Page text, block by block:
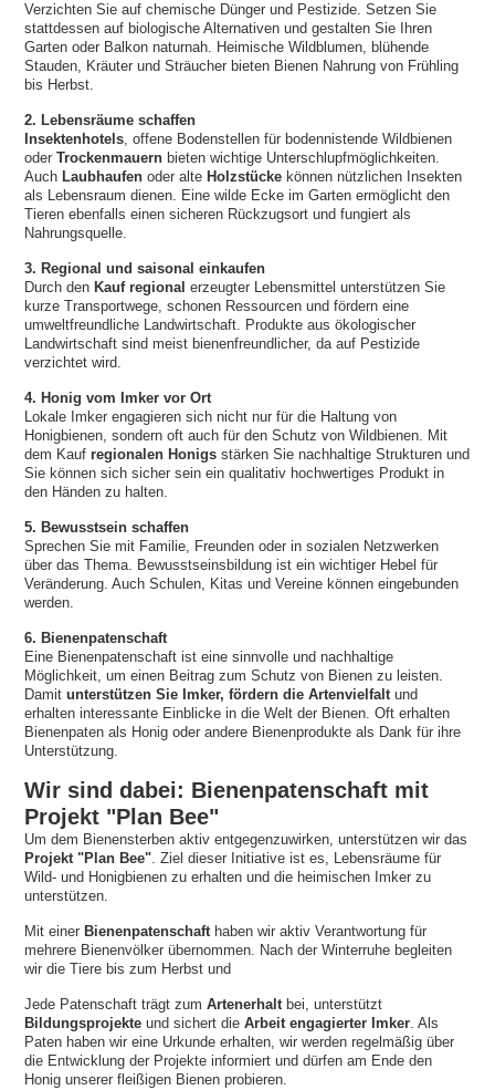
Verzichten Sie auf chemische Dünger und Pestizide. Setzen Sie
stattdessen auf biologische Alternativen und gestalten Sie Ihren
Garten oder Balkon naturnah. Heimische Wildblumen, blühende
Stauden, Kräuter und Sträucher bieten Bienen Nahrung von Frühling
bis Herbst.
2. Lebensräume schaffen
Insektenhotels, offene Bodenstellen für bodennistende Wildbienen
oderTrockenmauern bieten wichtige Unterschlupfmöglichkeiten.
Auch Laubhaufen oder alte Holzstücke können nützlichen Insekten
als Lebensraum dienen. Eine wilde Ecke im Garten ermöglicht den
Tieren ebenfalls einen sicheren Rückzugsort und fungiert als
Nahrungsquelle.
3. Regional und saisonal einkaufen
Durch den Kauf regional erzeugter Lebensmittel unterstützen Sie
kurze Transportwege, schonen Ressourcen und fördern eine
umweltfreundliche Landwirtschaft. Produkte aus ökologischer
Landwirtschaft sind meist bienenfreundlicher, da auf Pestizide
verzichtet wird.
4. Honig vom Imker vor Ort
Lokale Imker engagieren sich nicht nur für die Haltung von
Honigbienen, sondern oft auch für den Schutz von Wildbienen. Mit
dem Kaufregionalen Honigsstärken Sie nachhaltige Strukturen und
Sie können sich sicher sein ein qualitativ hochwertiges Produkt in
den Händen zu halten.
5. Bewusstsein schaffen
Sprechen Sie mit Familie, Freunden oder in sozialen Netzwerken
über das Thema. Bewusstseinsbildung ist ein wichtiger Hebel für
Veränderung. Auch Schulen, Kitas und Vereine können eingebunden
werden.
6. Bienenpatenschaft
Eine Bienenpatenschaft ist eine sinnvolle und nachhaltige
Möglichkeit, um einen Beitrag zum Schutz von Bienen zu leisten.
Damitunterstützen Sie Imker, fördern die Artenvielfaltund
erhalten interessante Einblicke in die Welt der Bienen. Oft erhalten
Bienenpaten als Honig oder andere Bienenprodukte als Dank für ihre
Unterstützung.
Wir sind dabei: Bienenpatenschaft mit
Projekt "Plan Bee"
Um dem Bienensterben aktiv entgegenzuwirken, unterstützen wir das
Projekt "Plan Bee". Ziel dieser Initiative ist es, Lebensräume für
Wild- und Honigbienen zu erhalten und die heimischen Imker zu
unterstützen.
Mit einer Bienenpatenschaft haben wir aktiv Verantwortung für
mehrere Bienenvölker übernommen. Nach der Winterruhe begleiten
wir die Tiere bis zum Herbst und
Jede Patenschaft trägt zumArtenerhalt bei, unterstützt
Bildungsprojekte und sichert dieArbeit engagierter Imker. Als
Paten haben wir eine Urkunde erhalten, wir werden regelmäßig über
die Entwicklung der Projekte informiert und dürfen am Ende den
Honig unserer fleißigen Bienen probieren.